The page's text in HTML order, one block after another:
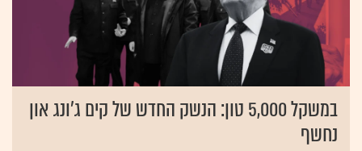
במשקל 5,000 טון: הנשק החדש של קים ג'ונג און
נחשף